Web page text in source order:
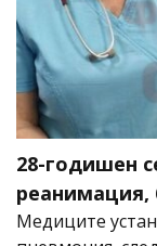
28-годишен
реанимация,
Медиците